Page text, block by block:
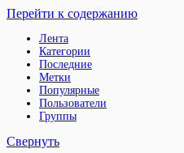
Перейти к содержанию
Лента
Категории
Последние
Метки
Популярные
Пользователи
Группы
Свернуть